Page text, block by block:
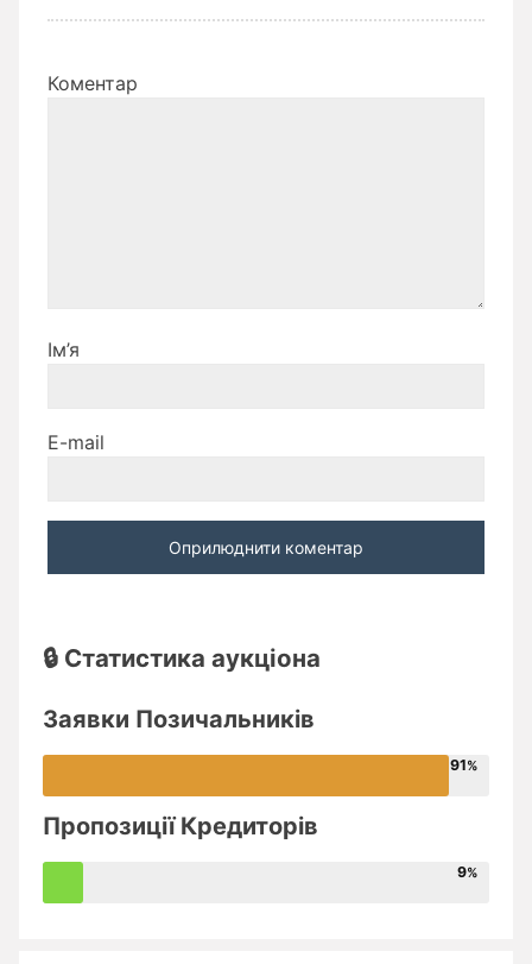
Коментар
Ім’я
E-mail
🔒 Статистика аукціона
Заявки Позичальників
91
Пропозиції Кредиторів
9